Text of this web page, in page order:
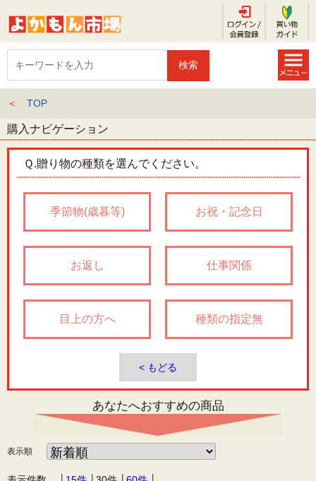
＜ TOP
購入ナビゲーション
Ｑ.贈り物の種類を選んでください。
季節物(歳暮等) お祝・記念日
お返し 仕事関係
目上の方へ 種類の指定無
< もどる
あなたへおすすめの商品
表示順